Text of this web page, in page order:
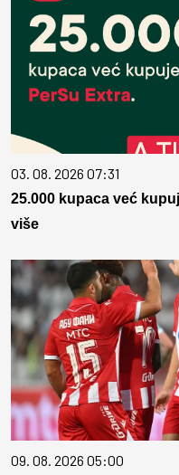
03. 08. 2026 07:31
25.000 kupaca već
više
09. 08. 2026 05:00